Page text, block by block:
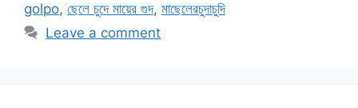
golpo, ছেলে চুদে মায়ের গুদ, মাছেলেরচুদাচুদি
Leave a comment